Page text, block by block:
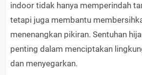
indoor tidak hanya memperindah
tetapi juga membantu
menenangkan pikiran. Sentuhan
penting dalam menciptakan
dan menyegarkan.